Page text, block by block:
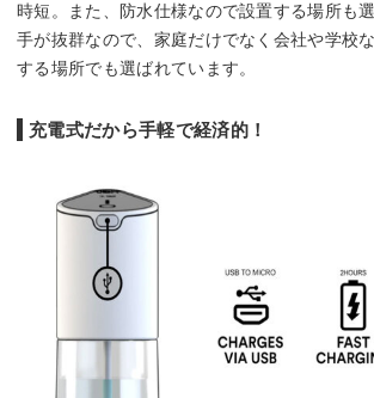
時短。また、防水仕様なので設置する場所も
手が抜群なので、家庭だけでなく会社や学校
する場所でも選ばれています。
充電式だから手軽で経済的！